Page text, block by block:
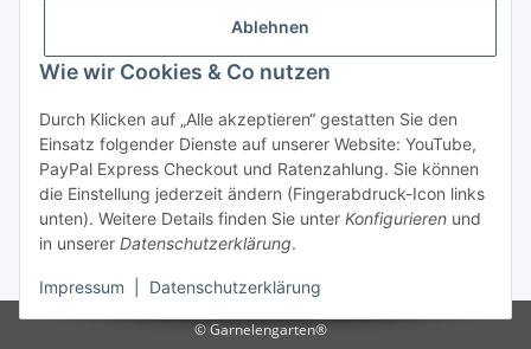
Ablehnen
Wie wir Cookies & Co nutzen
Durch Klicken auf „Alle akzeptieren“ gestatten Sie den
Einsatz folgender Dienste auf unserer Website: YouTube,
PayPal Express Checkout und Ratenzahlung. Sie können
die Einstellung jederzeit ändern (Fingerabdruck-Icon links
unten). Weitere Details finden Sie unter Konfigurieren und
in unserer Datenschutzerklärung.
Impressum Datenschutzerklärung
Vertrag widerrufen
© Garnelengarten®